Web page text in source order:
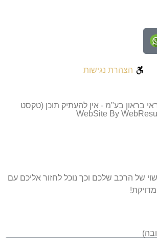
הצהרת נגישות
בראון בע"מ - אין להעתיק תוכן (טקסט
של הרכב שלכם וכך נוכל לחזור אליכם עם